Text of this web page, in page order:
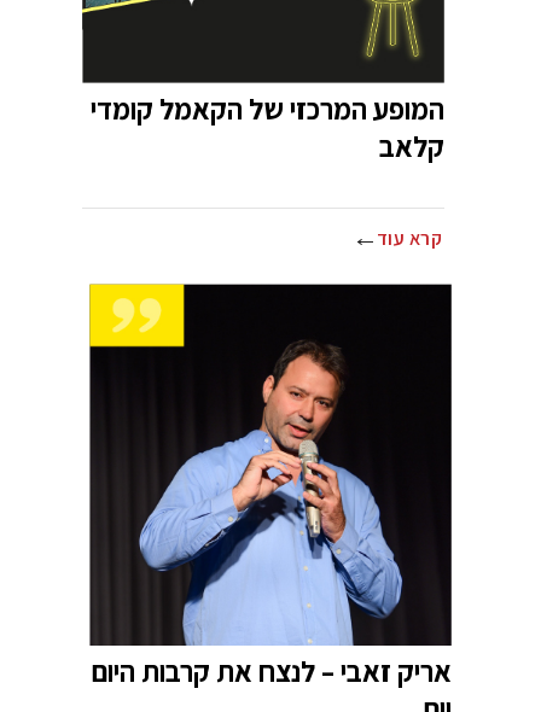
המופע המרכזי של הקאמל קומדי
קלאב
קרא עוד
אריק זאבי – לנצח את קרבות היום